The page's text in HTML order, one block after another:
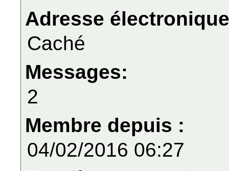
Adresse
Caché
Messages:
2
Membre depuis :
04/02/2016 06:27